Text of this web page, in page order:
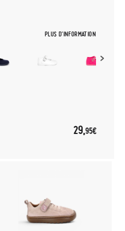
PLUS D'INFORMATION
29,95€